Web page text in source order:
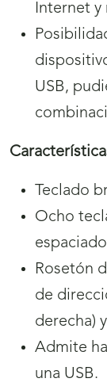
Internet y
USB,
Teclado
Ocho
Rosetón
de
derecha)
Admite
una USB.